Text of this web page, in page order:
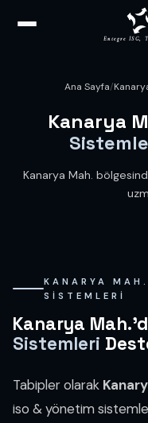
Entegre İSG,
Ana Sayfa/
Kanarya
Kanarya Mah.
KANARYA
SISTEMLERI
Kanarya
Sistemleri
Tabipler olarak
iso & yönetim